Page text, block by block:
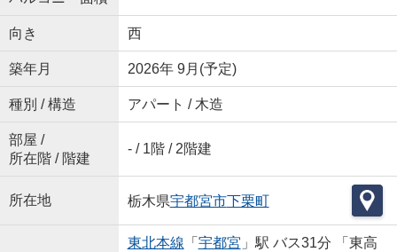
向き 西
築年月 2026年 9月(予定)
種別 / 構造 アパート / 木造
部屋 /
所在階 / 階建
- / 1階 / 2階建
所在地 栃木県宇都宮市下栗町
東北本線 「 宇都宮 」駅 バス31分 「東高